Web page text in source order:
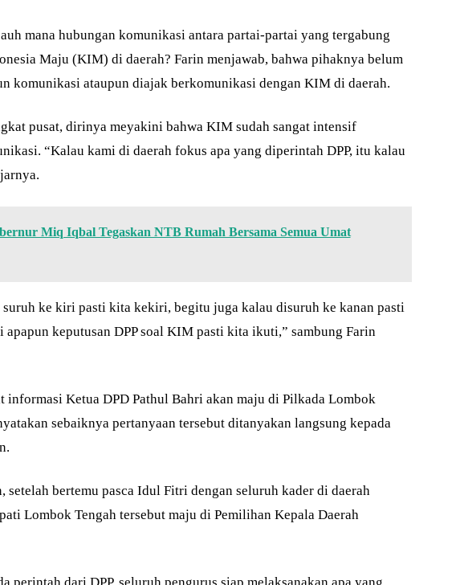
mana hubungan komunikasi antara partai-partai yang tergabung
Maju (KIM) di daerah? Farin menjawab, bahwa pihaknya belum
komunikasi ataupun diajak berkomunikasi dengan KIM di daerah.
pusat, dirinya meyakini bahwa KIM sudah sangat intensif
“Kalau kami di daerah fokus apa yang diperintah DPP, itu kalau
Miq Iqbal Tegaskan NTB Rumah Bersama Semua Umat
ke kiri pasti kita kekiri, begitu juga kalau disuruh ke kanan pasti
apapun keputusan DPP soal KIM pasti kita ikuti,” sambung Farin
informasi Ketua DPD Pathul Bahri akan maju di Pilkada Lombok
sebaiknya pertanyaan tersebut ditanyakan langsung kepada
setelah bertemu pasca Idul Fitri dengan seluruh kader di daerah
Lombok Tengah tersebut maju di Pemilihan Kepala Daerah